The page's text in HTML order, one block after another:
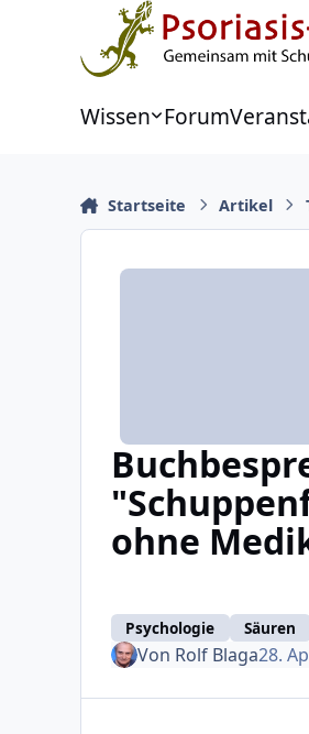
Zu Inhalt springen
Wissen Forum
Startseite Artikel
ohne
Psychologie Säuren
Von Rolf Blaga28.